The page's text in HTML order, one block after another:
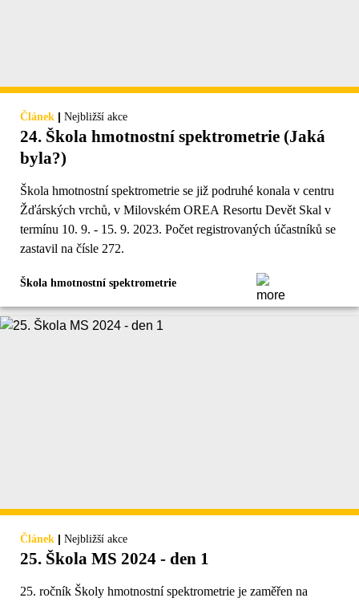
Článek | Nejbližší akce
24. Škola hmotnostní spektrometrie (Jaká
byla?)
Škola hmotnostní spektrometrie se již podruhé konala v centru
Žďárských vrchů, v Milovském OREA Resortu Devět Skal v
termínu 10. 9. - 15. 9. 2023. Počet registrovaných účastníků se
zastavil na čísle 272.
Škola hmotnostní spektrometrie
Článek | Nejbližší akce
25. Škola MS 2024 - den 1
25. ročník Školy hmotnostní spektrometrie je zaměřen na